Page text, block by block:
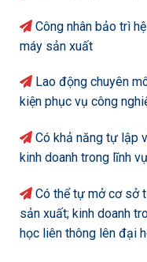
Công nhân bảo trì
máy sản xuất
Lao động chuyên
kiện phục vụ công
Có khả năng tự lập
kinh doanh trong lĩnh
Có thể tự mở cơ sở
sản xuất; kinh doanh
học liên thông lên đại